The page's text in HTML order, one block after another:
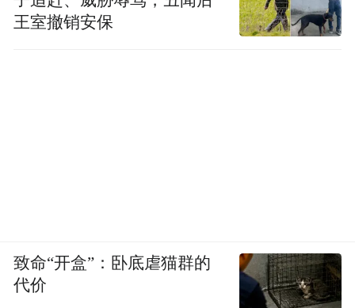
王室撤销安保
致命“开盒”：卧底虐猫群的
代价